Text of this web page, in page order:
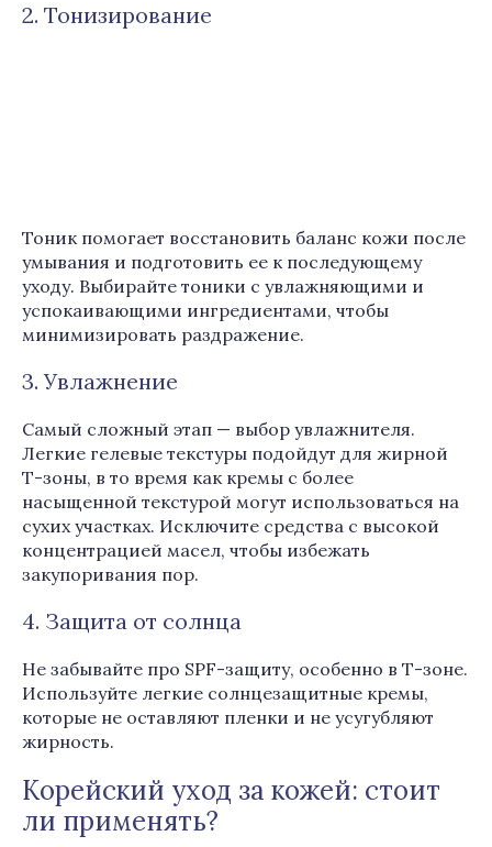
2. Тонизирование
Тоник помогает восстановить баланс кожи после
умывания и подготовить ее к последующему
уходу. Выбирайте тоники с увлажняющими и
успокаивающими ингредиентами, чтобы
минимизировать раздражение.
3. Увлажнение
Самый сложный этап — выбор увлажнителя.
Легкие гелевые текстуры подойдут для жирной
Т-зоны, в то время как кремы с более
насыщенной текстурой могут использоваться на
сухих участках. Исключите средства с высокой
концентрацией масел, чтобы избежать
закупоривания пор.
4. Защита от солнца
Не забывайте про SPF-защиту, особенно в Т-зоне.
Используйте легкие солнцезащитные кремы,
которые не оставляют пленки и не усугубляют
жирность.
Корейский уход за кожей: стоит
ли применять?